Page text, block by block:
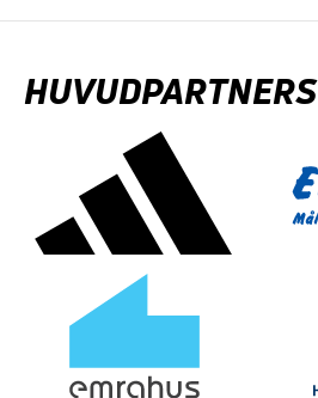
HUVUDPARTNERS